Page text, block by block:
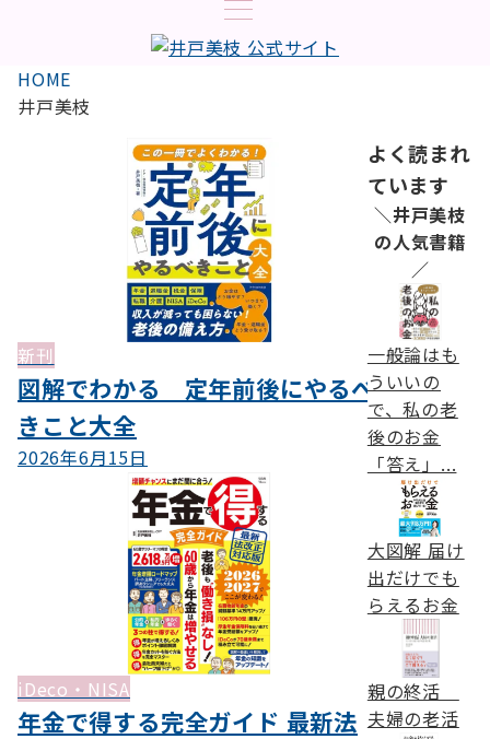
HOME
井戸美枝
新刊
図解でわかる 定年前後にやるべ
きこと大全
2026年6月15日
iDeco・NISA
年金で得する完全ガイド 最新法
よく読まれ
ています
＼井戸美枝
の人気書籍
／
一般論はも
ういいの
で、私の老
後のお金
「答え」...
大図解 届け
出だけでも
らえるお金
親の終活
夫婦の老活